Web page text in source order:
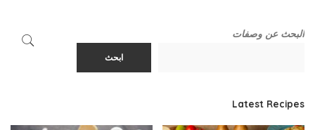
البحث عن وصفات
ابحث
Latest Recipes